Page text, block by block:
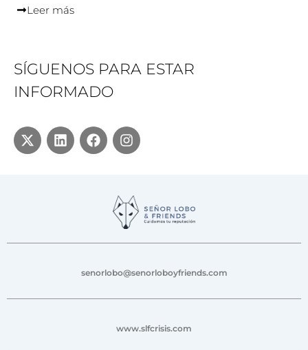
Leer más
SÍGUENOS PARA ESTAR
INFORMADO
senorlobo@senorloboyfriends.com
www.slfcrisis.com